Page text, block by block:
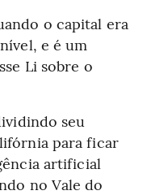
o capital era
e é um
Li sobre o
seu
para ficar
artificial
no Vale do